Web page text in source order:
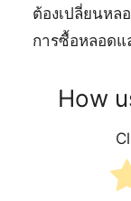
ต้องเปลี่ยนหล
การซื้อหลอดแ
How